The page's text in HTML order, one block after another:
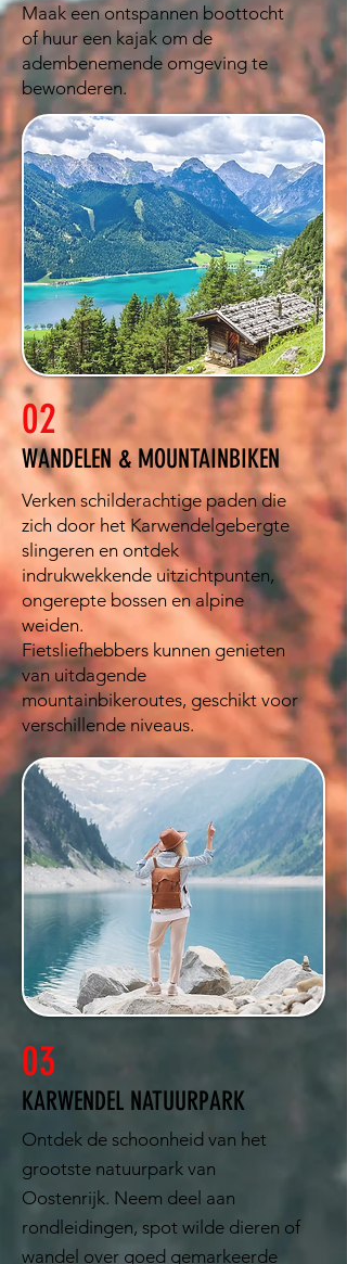
KARWENDEL NATUURPARK
Ontdek de schoonheid van het
grootste natuurpark van
Oostenrijk. Neem deel aan
rondleidingen, spot wilde dieren of
wandel over goed gemarkeerde
Maak een ontspannen boottocht
of huur een kajak om de
adembenemende omgeving te
bewonderen.
02
WANDELEN & MOUNTAINBIKEN
Verken schilderachtige paden die
zich door het Karwendelgebergte
slingeren en ontdek
indrukwekkende uitzichtpunten,
ongerepte bossen en alpine
weiden.
Fietsliefhebbers kunnen genieten
van uitdagende
mountainbikeroutes, geschikt voor
verschillende niveaus.
03